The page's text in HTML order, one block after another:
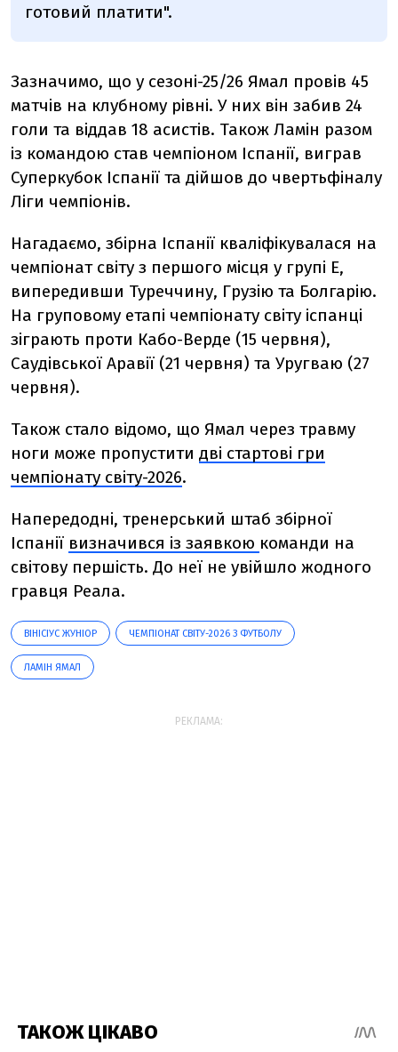
готовий платити".
Зазначимо, що у сезоні-25/26 Ямал провів 45
матчів на клубному рівні. У них він забив 24
голи та віддав 18 асистів. Також Ламін разом
із командою став чемпіоном Іспанії, виграв
Суперкубок Іспанії та дійшов до чвертьфіналу
Ліги чемпіонів.
Нагадаємо, збірна Іспанії кваліфікувалася на
чемпіонат світу з першого місця у групі E,
випередивши Туреччину, Грузію та Болгарію.
На груповому етапі чемпіонату світу іспанці
зіграють проти Кабо-Верде (15 червня),
Саудівської Аравії (21 червня) та Уругваю (27
червня).
Також стало відомо, що Ямал через травму
ноги може пропустити дві стартові гри
чемпіонату світу-2026.
Напередодні, тренерський штаб збірної
Іспанії визначився із заявкою команди на
світову першість. До неї не увійшло жодного
гравця Реала.
ВІНІСІУС ЖУНІОР ЧЕМПІОНАТ СВІТУ-2026 З ФУТБОЛУ
ЛАМІН ЯМАЛ
РЕКЛАМА: